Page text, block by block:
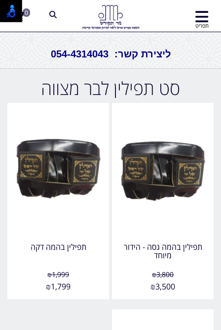
ליצירת קשר: 054-4314043
תפריט
0
סט תפילין לבר מצווה
תפילין בהמה גסה - הידור
מיוחד
₪3,800
₪3,500
תפילין בהמה דקה
₪1,999
₪1,799